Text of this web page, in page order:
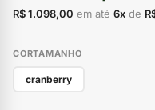
R$ 1.098,00 em até 6x de
CORTAMANHO
cranberry